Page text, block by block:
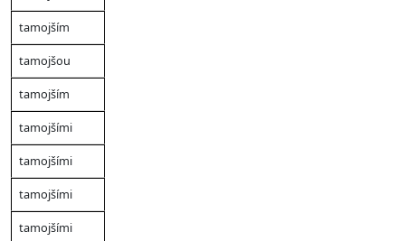
tamojším
tamojšou
tamojším
tamojšími
tamojšími
tamojšími
tamojšími